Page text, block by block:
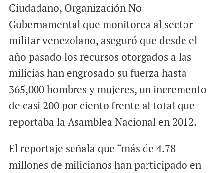
Ciudadano, Organización No
Gubernamental que monitorea al sector
militar venezolano, aseguró que desde el
año pasado los recursos otorgados a las
milicias han engrosado su fuerza hasta
365,000 hombres y mujeres, un incremento
de casi 200 por ciento frente al total que
reportaba la Asamblea Nacional en 2012.
El reportaje señala que “más de 4.78
millones de milicianos han participado en